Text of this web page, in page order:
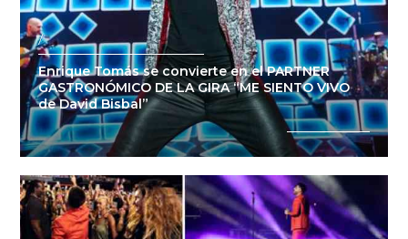
/
Enrique Tomás se convierte en el PARTNER
GASTRONÓMICO DE LA GIRA “ME SIENTO VIVO
de David Bisbal”